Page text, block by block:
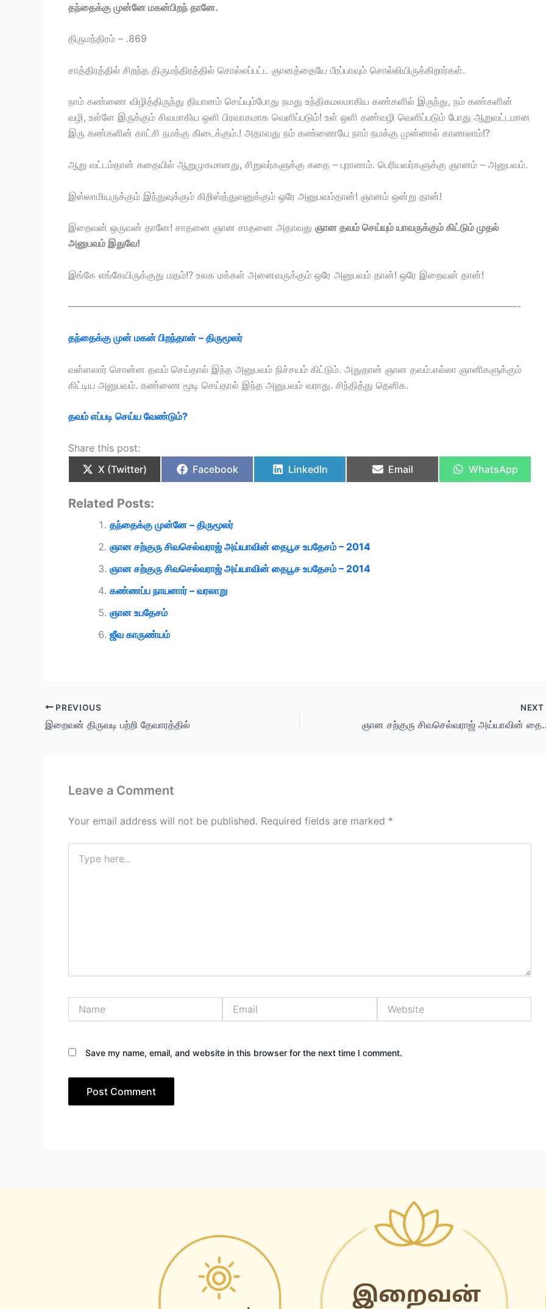
தந்தைக்கு முன்னே மகன்பிறந் தானே.
திருமந்திரம் – .869
சாத்திரத்தில் சிறந்த திருமந்திரத்தில் சொல்லப்பட்ட ஞானத்தையே பீரப்பாவும் சொல்லியிருக்கிறார்கள்.
நாம் கண்ணை விழித்திருந்து தியானம் செய்யும்போது நமது உந்திகமலமாகிய கண்களில் இருந்து, நம் கண்களின்
வழி, உள்ளே இருக்கும் சிவமாகிய ஒளி பிரவாகமாக வெளிப்படும்! உள் ஒளி கண்வழி வெளிப்படும் போது ஆறுவட்டமான
இரு கண்களின் காட்சி நமக்கு கிடைக்கும்.! அதாவது நம் கண்ணையே நாம் நமக்கு முன்னால் காணலாம்!?
ஆறு வட்டம்தான் கதையில் ஆறுமுகமானது, சிறுவர்களுக்கு கதை – புராணம். பெரியவர்களுக்கு ஞானம் – அனுபவம்.
இஸ்லாமியருக்கும் இந்துவுக்கும் கிறிஸ்த்துவனுக்கும் ஒரே அனுபவம்தான்! ஞானம் ஒன்று தான்!
இறைவன் ஒருவன் தானே! சாதனை ஞான சாதனை அதாவது ஞான தவம் செய்யும் யாவருக்கும் கிட்டும் முதல்
அனுபவம் இதுவே!
இங்கே எங்கேயிருக்குது மதம்!? உலக மக்கள் அனைவருக்கும் ஒரே அனுபவம் தான்! ஒரே இறைவன் தான்!
——————————————————————————————————————————————-
தந்தைக்கு முன் மகன் பிறந்தான் – திருமூலர்
வள்ளலார் சொன்ன தவம் செய்தால் இந்த அனுபவம் நிச்சயம் கிட்டும். அதுதான் ஞான தவம்.எல்லா ஞானிகளுக்கும்
கிட்டிய அனுபவம். கண்ணை மூடி செய்தால் இந்த அனுபவம் வராது. சிந்தித்து தெளிக.
தவம் எப்படி செய்ய வேண்டும்?
Share this post:
X (Twitter) Facebook LinkedIn Email WhatsApp
Related Posts:
தந்தைக்கு முன்னே – திருமூலர்
ஞான சற்குரு சிவசெல்வராஜ் அய்யாவின் தைபூச உபதேசம் – 2014
ஞான சற்குரு சிவசெல்வராஜ் அய்யாவின் தைபூச உபதேசம் – 2014
கண்ணப்ப நாயனார் – வரலாறு
ஞான உபதேசம்
ஜீவ காருண்யம்
PREVIOUS
இறைவன் திருவடி பற்றி தேவாரத்தில்
NEXT
ஞான சற்குரு
Leave a Comment
Your email address will not be published. Required fields are marked *
here..
Save my name, email, and website in this browser for the next time I comment.